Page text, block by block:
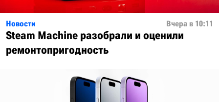
Новости Вчера в 10:11
Steam Machine разобрали и оценили
ремонтопригодность